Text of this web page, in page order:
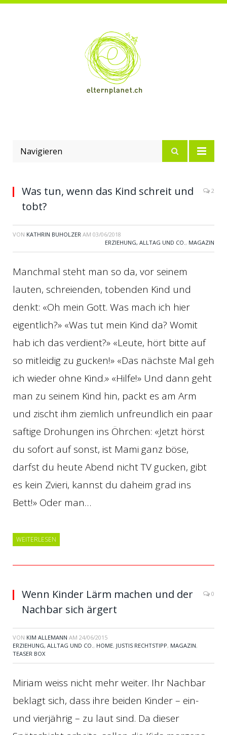
Navigieren
Was tun, wenn das Kind schreit und
tobt?
2
VON KATHRIN BUHOLZER AM 03/06/2018
ERZIEHUNG, ALLTAG UND CO., MAGAZIN
Manchmal steht man so da, vor seinem
lauten, schreienden, tobenden Kind und
denkt: «Oh mein Gott. Was mach ich hier
eigentlich?» «Was tut mein Kind da? Womit
hab ich das verdient?» «Leute, hört bitte auf
so mitleidig zu gucken!» «Das nächste Mal geh
ich wieder ohne Kind.» «Hilfe!» Und dann geht
man zu seinem Kind hin, packt es am Arm
und zischt ihm ziemlich unfreundlich ein paar
saftige Drohungen ins Öhrchen: «Jetzt hörst
du sofort auf sonst, ist Mami ganz böse,
darfst du heute Abend nicht TV gucken, gibt
es kein Zvieri, kannst du daheim grad ins
Bett!» Oder man…
WEITERLESEN
Wenn Kinder Lärm machen und der
Nachbar sich ärgert
0
VON KIM ALLEMANN AM 24/06/2015
ERZIEHUNG, ALLTAG UND CO., HOME, JUSTIS RECHTSTIPP, MAGAZIN,
TEASER BOX
Miriam weiss nicht mehr weiter. Ihr Nachbar
beklagt sich, dass ihre beiden Kinder – ein-
und vierjährig – zu laut sind. Da dieser